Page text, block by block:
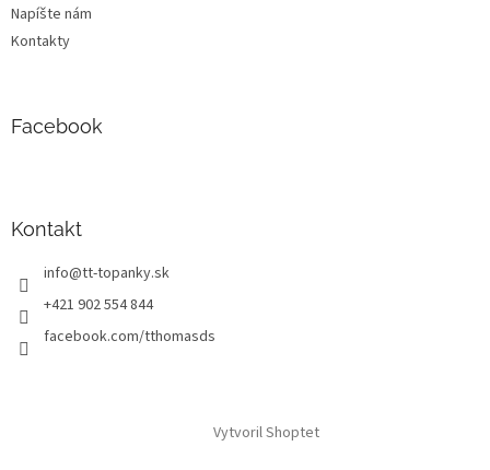
Napíšte nám
Kontakty
Facebook
Kontakt
info@tt-topanky.sk
+421 902 554 844
facebook.com/tthomasds
Vytvoril Shoptet